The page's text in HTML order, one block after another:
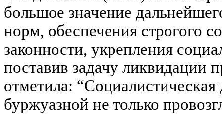
большое значение
норм, обеспечения строгого
законности, укрепления
поставив задачу ликвидации
отметила:
буржуазной не только